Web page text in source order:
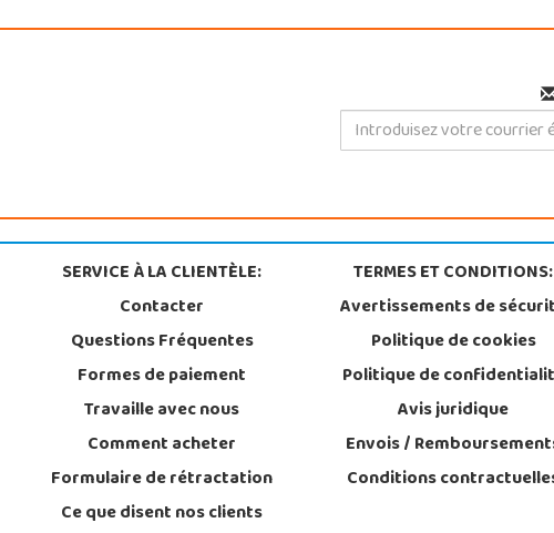
SERVICE À LA CLIENTÈLE:
Contacter
Questions Fréquentes
Formes de paiement
Travaille avec nous
Comment acheter
Formulaire de rétractation
Ce que disent nos clients
TERMES ET CONDITIONS:
Avertissements de
Politique de cookies
Politique de
Avis juridique
Envois /
Conditions